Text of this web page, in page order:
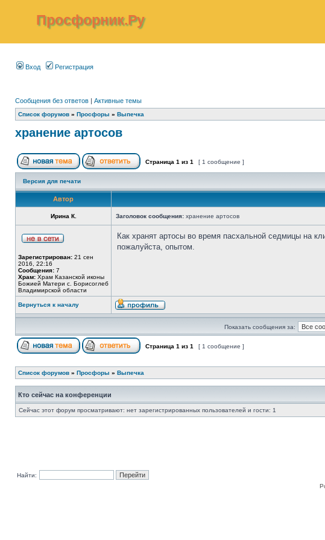
Просфорник.Ру
Вход Регистрация
Сообщения без ответов | Активные темы
Список форумов » Просфоры » Выпечка
хранение артосов
Страница 1 из 1 [ 1 сообщение ]
Версия для печати
Автор
Ирина К. Заголовок сообщения: хранение артосов
Зарегистрирован: 21 сен
2016, 22:16
Сообщения: 7
Храм: Храм Казанской иконы
Божией Матери с. Борисоглеб
Владимирской области
Как хранят артосы во время пасхальной седмицы на
пожалуйста, опытом.
Вернуться к началу
Показать сообщения за:
Страница 1 из 1 [ 1 сообщение ]
Список форумов » Просфоры » Выпечка
Кто сейчас на конференции
Сейчас этот форум просматривают: нет зарегистрированных пользователей и гости: 1
Найти: